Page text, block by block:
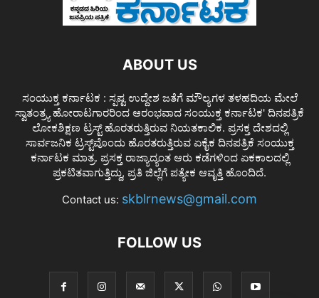
ABOUT US
ಸಂಯುಕ್ತ ಕರ್ನಾಟಕ : ಸ್ಪಷ್ಟ ಉದ್ದೇಶ ಜತೆಗೆ ಮೌಲ್ಯಗಳ ತಳಹದಿಯ ಮೇಲೆ
ಸ್ವಾತಂತ್ರ್ಯ ಹೋರಾಟಗಾರರಿಂದ ಆರಂಭವಾದ ಸಂಯುಕ್ತ ಕರ್ನಾಟಕ' ದಿನಪತ್ರಿಕೆ
ಲೋಕಶಿಕ್ಷಣ ಟ್ರಸ್ಟ್ ಹೊರತರುತ್ತಿರುವ ನಿಯತಕಾಲಿಕ. ಪ್ರಸಕ್ತ ದೇಶದಲ್ಲಿ
ಸಾರ್ವಜನಿಕ ಟ್ರಸ್ಟ್‌ವೊಂದು ಹೊರತರುತ್ತಿರುವ ಏಕೈಕ ದಿನಪತ್ರಿಕೆ ಸಂಯುಕ್ತ
ಕರ್ನಾಟಕ ಮಾತ್ರ. ಪ್ರಸಕ್ತ ರಾಜ್ಯಾದ್ಯಂತ ಆರು ಕಡೆಗಳಿಂದ ಏಕಕಾಲದಲ್ಲಿ
ಪ್ರಕಟಿತವಾಗುತ್ತಿದ್ದು, ಪ್ರತಿ ಜಿಲ್ಲೆಗೆ ಪತ್ಯೇಕ ಆವೃತ್ತಿ ಹೊಂದಿದೆ.
Contact us: skblrnews@gmail.com
FOLLOW US